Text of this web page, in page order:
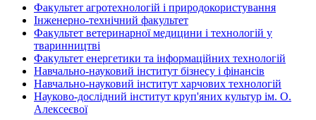
Факультет агротехнологій і природокористування
Інженерно-технічний факультет
Факультет ветеринарної медицини і технологій у
тваринництві
Факультет енергетики та інформаційних технологій
Навчально-науковий інститут бізнесу і фінансів
Навчально-науковий інститут харчових технологій
Науково-дослідний інститут круп'яних культур ім. О.
Алексеєвої